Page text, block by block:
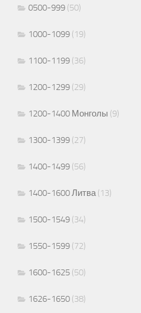
0500-999 (50)
1000-1099 (19)
1100-1199 (36)
1200-1299 (29)
1200-1400 Монголы (9)
1300-1399 (27)
1400-1499 (56)
1400-1600 Литва(13)
1500-1549 (34)
1550-1599 (72)
1600-1625 (50)
1626-1650 (38)